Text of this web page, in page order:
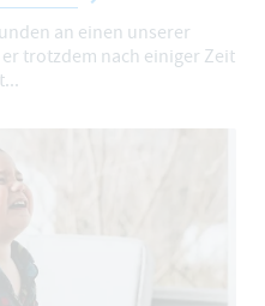
an einen unserer
trotzdem nach einiger Zeit